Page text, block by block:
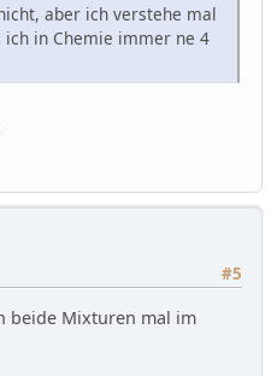
aber ich verstehe mal
in Chemie immer ne 4
#5
beide Mixturen mal im